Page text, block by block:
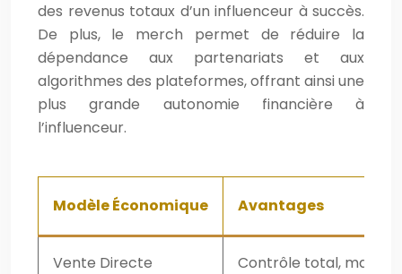
des revenus totaux d’un influenceur à succès.
De plus, le merch permet de réduire la
dépendance aux partenariats et aux
algorithmes des plateformes, offrant ainsi une
plus grande autonomie financière à
l’influenceur.
Modèle Économique Avantages
Vente Directe Contrôle total, marges